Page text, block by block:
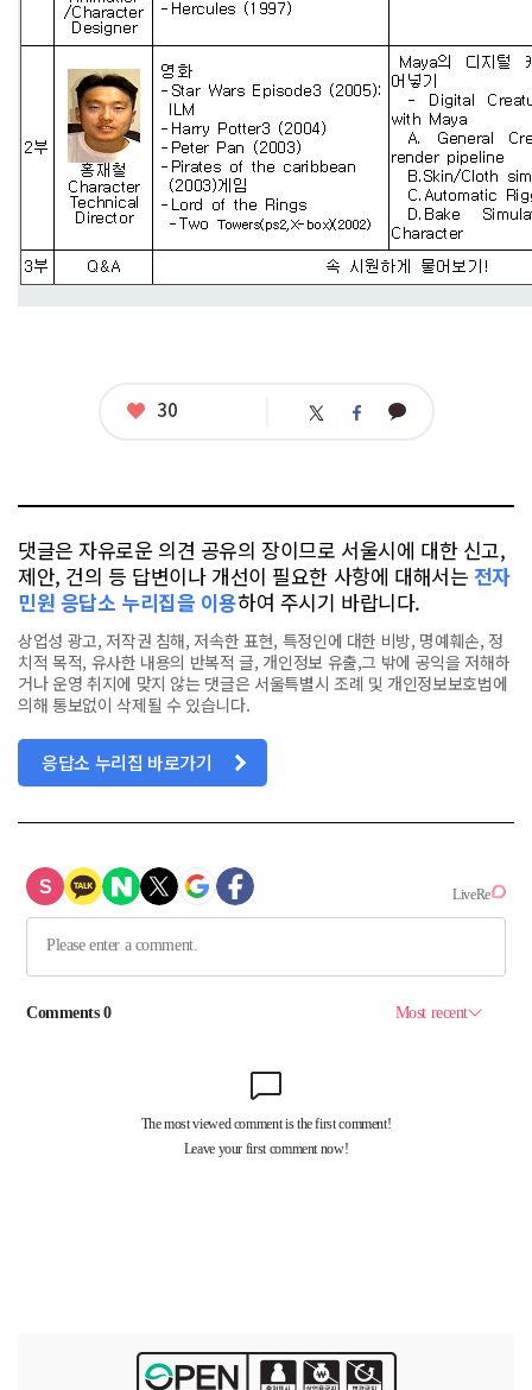
좋
30 트 페 카
댓글은 자유로운 의견 공유의 장이므로 서울시에 대한 신고,
제안, 건의 등 답변이나 개선이 필요한 사항에 대해서는 전자
민원 응답소 누리집을 이용하여 주시기 바랍니다.
상업성 광고, 저작권 침해, 저속한 표현, 특정인에 대한 비방, 명예훼손, 정
치적 목적, 유사한 내용의 반복적 글, 개인정보 유출,그 밖에 공익을 저해하
거나 운영 취지에 맞지 않는 댓글은 서울특별시 조례 및 개인정보보호법에
의해 통보없이 삭제될 수 있습니다.
응답소 누리집 바로가기